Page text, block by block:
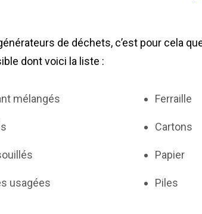
de déchets, c’est pour cela
dont voici la liste :
mélangés
usagées
Ferraille
Cartons
Papier
Piles